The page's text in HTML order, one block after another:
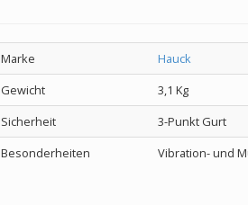
Marke
Hauck
Gewicht
3,1 Kg
Sicherheit
3-Punkt Gurt
Besonderheiten
Vibration- und